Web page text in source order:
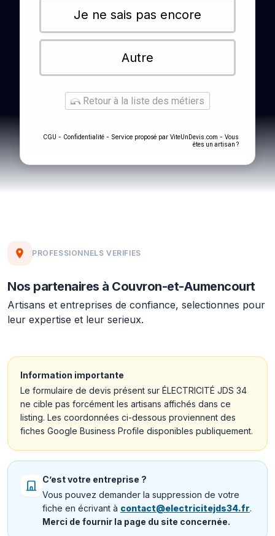
Je ne sais pas encore
Autre
Retour à la liste des métiers
CGU - Confidentialité - Service proposé par ViteUnDevis.com - Vous
êtes un artisan ?
PROFESSIONNELS VERIFIES
Nos partenaires à Couvron-et-Aumencourt
Artisans et entreprises de confiance, selectionnes pour
leur expertise et leur serieux.
Information importante
Le formulaire de devis présent sur ÉLECTRICITÉ JDS 34
ne cible pas forcément les artisans affichés dans ce
listing. Les coordonnées ci-dessous proviennent des
fiches Google Business Profile disponibles publiquement.
C’est votre entreprise ?
Vous pouvez demander la suppression de votre
fiche en écrivant à contact@electricitejds34.fr.
Merci de fournir la page du site concernée.